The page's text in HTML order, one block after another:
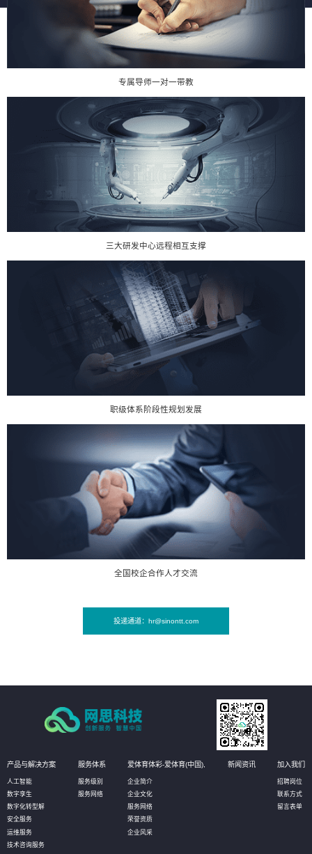
专属导师一对一带教
三大研发中心远程相互支撑
职级体系阶段性规划发展
全国校企合作人才交流
投递通道：hr@sinontt.com
产品与解决方案
人工智能
数字孪生
数字化转型解
安全服务
运维服务
技术咨询服务
服务体系
服务级别
服务网络
爱体育体彩-爱体育(中国),
企业简介
企业文化
服务网络
荣誉资质
企业风采
新闻资讯 加入我们
招聘岗位
联系方式
留言表单